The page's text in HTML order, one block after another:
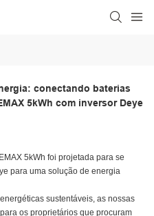
conectando baterias
5kWh com inversor Deye
5kWh foi projetada para se
para uma solução de energia
sustentáveis, as nossas
os proprietários que procuram